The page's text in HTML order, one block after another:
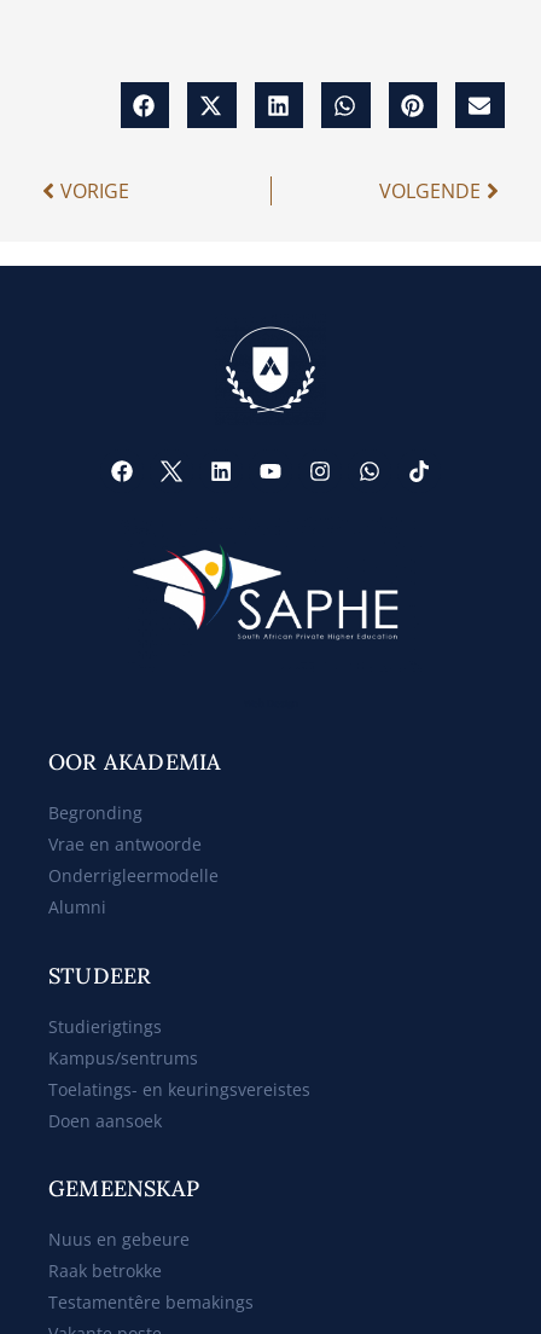
VORIGE VOLGENDE
OOR AKADEMIA
Begronding
Vrae en antwoorde
Onderrigleermodelle
Alumni
STUDEER
Studierigtings
Kampus/sentrums
Toelatings- en keuringsvereistes
Doen aansoek
GEMEENSKAP
Nuus en gebeure
Raak betrokke
Testamentêre bemakings